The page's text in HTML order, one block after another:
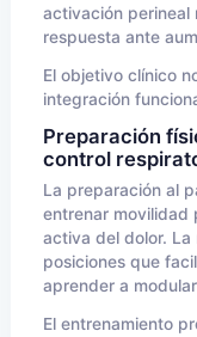
activación perineal
respuesta ante
El objetivo clínico
integración
Preparación
control
La preparación al
entrenar movilidad
activa del dolor.
posiciones que
aprender a
El entrenamiento